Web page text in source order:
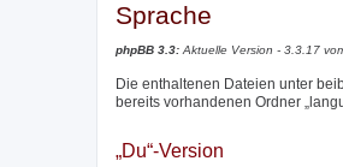
Sprache
phpBB 3.3:Aktuelle Version - 3.3.17
Die enthaltenen Dateien unter
bereits vorhandenen Ordner
„Du“-Version